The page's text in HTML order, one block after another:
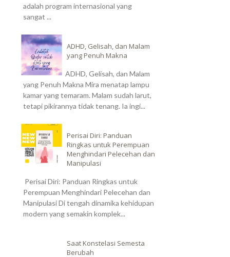
adalah program internasional yang
sangat ...
ADHD, Gelisah, dan Malam
yang Penuh Makna
ADHD, Gelisah, dan Malam
yang Penuh Makna Mira menatap lampu
kamar yang temaram. Malam sudah larut,
tetapi pikirannya tidak tenang. Ia ingi...
Perisai Diri: Panduan
Ringkas untuk Perempuan
Menghindari Pelecehan dan
Manipulasi
Perisai Diri: Panduan Ringkas untuk
Perempuan Menghindari Pelecehan dan
Manipulasi Di tengah dinamika kehidupan
modern yang semakin komplek...
Saat Konstelasi Semesta
Berubah